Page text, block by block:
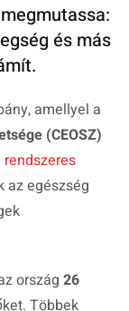
és más
amellyel a
(CEOSZ)
rendszeres
az egészség
ország 26
Többek